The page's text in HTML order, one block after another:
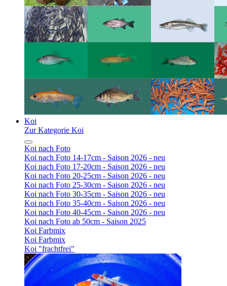
Koi
Zur Kategorie Koi
Koi nach Foto
Koi nach Foto 14-17cm - Saison 2026 - neu
Koi nach Foto 17-20cm - Saison 2026 - neu
Koi nach Foto 20-25cm - Saison 2026 - neu
Koi nach Foto 25-30cm - Saison 2026 - neu
Koi nach Foto 30-35cm - Saison 2026 - neu
Koi nach Foto 35-40cm - Saison 2026 - neu
Koi nach Foto 40-45cm - Saison 2026 - neu
Koi nach Foto ab 50cm - Saison 2025
Koi Farbmix
Koi Farbmix
Koi "frachtfrei"